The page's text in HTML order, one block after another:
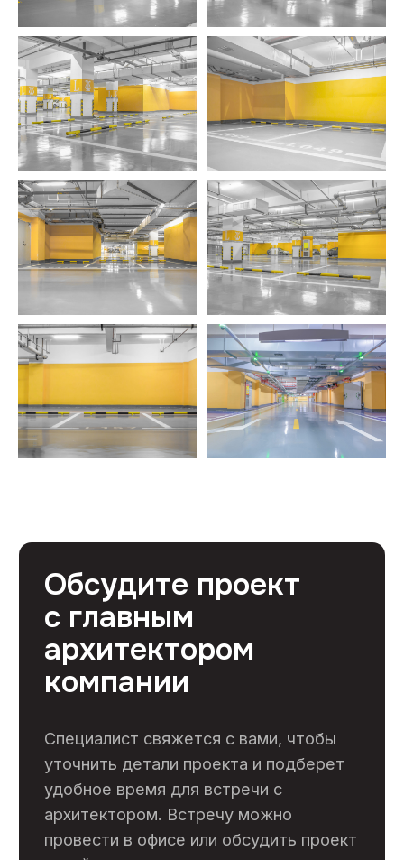
архитектором. Встречу можно
провести в офисе или обсудить проект
онлайн.
+7
Обсудить проект с архитектором
->
Нажимая на кнопку, вы соглашаетесь
с Политикой конфиденциальности.
Профессиональный ремонт коммерческих
помещений в Москве от 1500 руб/м²
info@skooperativ.ru
Контакты
г. Москва, Калужское шоссе 24-й км, д. 1
стр. 1 БЦ Высота, офис 517/2 (метро
Ольховая)
Пн-Пт 9:00-18:00